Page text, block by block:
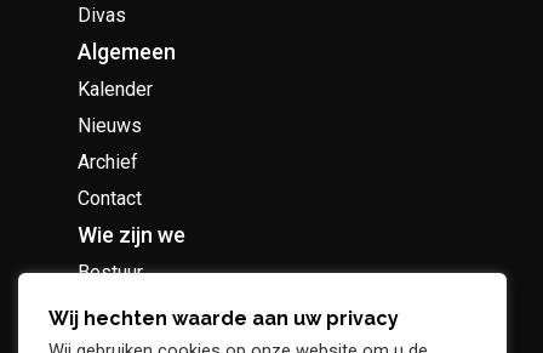
Divas
Algemeen
Kalender
Nieuws
Archief
Contact
Wie zijn we
Bestuur
Geschiedenis
Supportersclub
Wij hechten waarde aan uw privacy